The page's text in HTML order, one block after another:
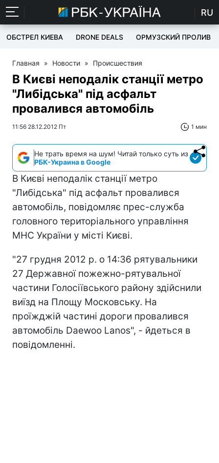
RU
ОБСТРЕЛ КИЕВА DRONE DEALS ОРМУЗСКИЙ ПРОЛИВ
Главная » Новости » Происшествия
В Києві неподалік станції метро
"Либідська" під асфальт
провалився автомобіль
11:56 28.12.2012 Пт 1 мин
Не трать время на шум! Читай только суть из
РБК-Украина в Google
В Києві неподалік станції метро
"Либідська" під асфальт провалився
автомобіль, повідомляє прес-служба
головного територіального управління
МНС України у місті Києві.
"27 грудня 2012 р. о 14:36 рятувальники
27 Державної пожежно-рятувальної
частини Голосіївського району здійснили
виїзд на Площу Московську. На
проїжджій частині дороги провалився
автомобіль Daewoo Lanos", - йдеться в
повідомленні.